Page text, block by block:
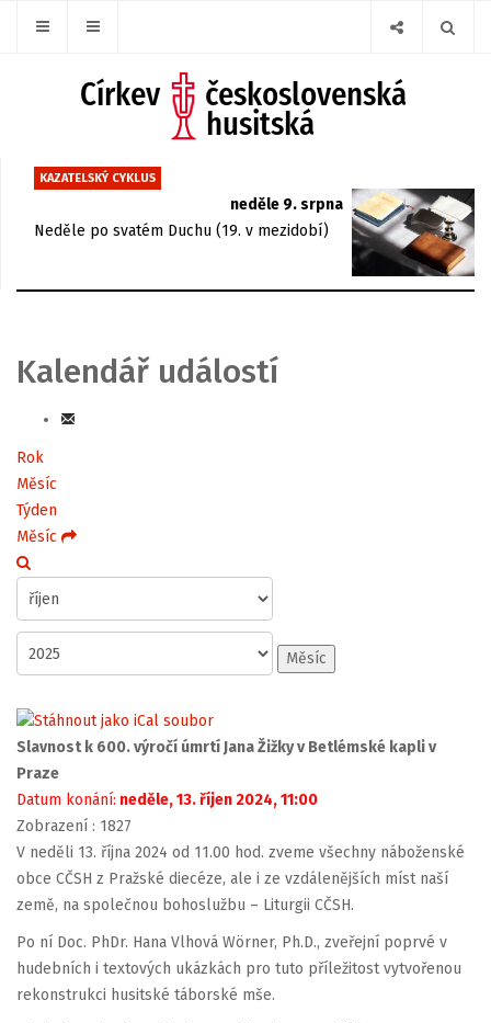
KAZATELSKÝ CYKLUS
neděle 9. srpna
Neděle po svatém Duchu (19. v mezidobí)
Kalendář událostí
Rok
Měsíc
Týden
Měsíc
Měsíc
Slavnost k 600. výročí úmrtí Jana Žižky v Betlémské kapli v
Praze
Datum konání: neděle, 13. říjen 2024, 11:00
Zobrazení : 1827
V neděli 13. října 2024 od 11.00 hod. zveme všechny náboženské
obce CČSH z Pražské diecéze, ale i ze vzdálenějších míst naší
země, na společnou bohoslužbu – Liturgii CČSH.
Po ní Doc. PhDr. Hana Vlhová Wörner, Ph.D., zveřejní poprvé v
hudebních i textových ukázkách pro tuto příležitost vytvořenou
rekonstrukci husitské táborské mše.